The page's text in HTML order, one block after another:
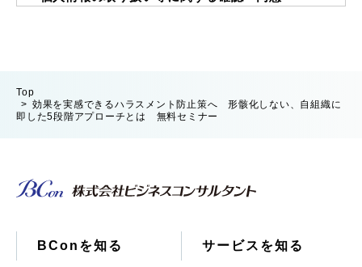
Top
効果を実感できるハラスメント防止策へ 形骸化しない、自組織に
即した5段階アプローチとは 無料セミナー
BConを知る サービスを知る